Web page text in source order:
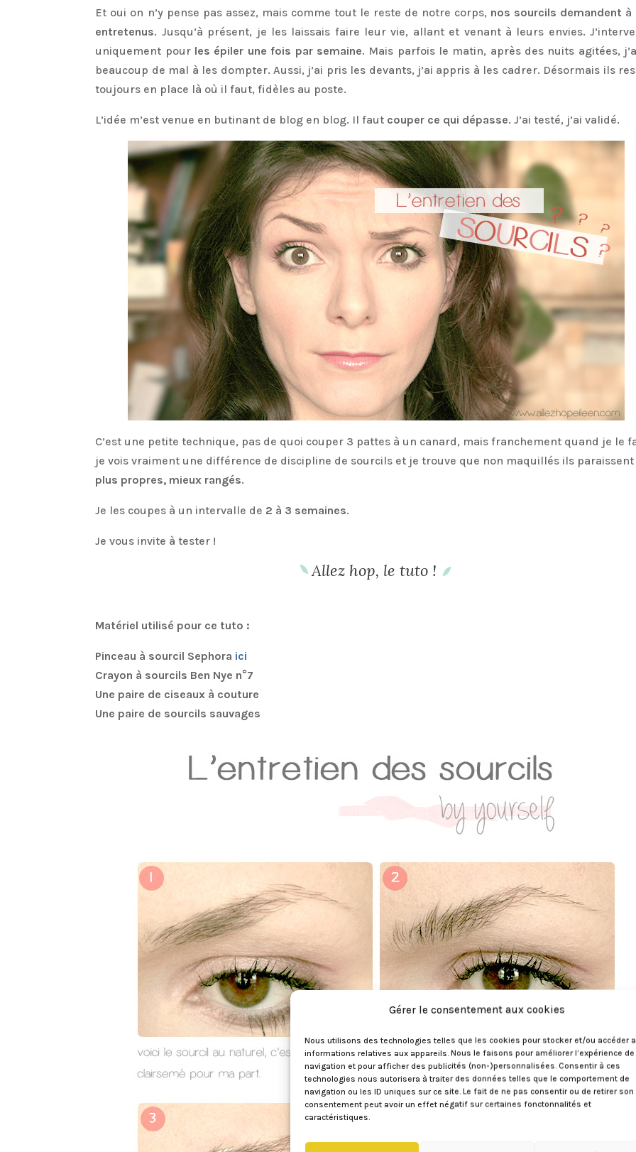
Gérer le consentement aux cookies
Nous utilisons des technologies telles que les cookies pour stocker et/ou accéder
informations relatives aux appareils. Nous le faisons pour améliorer l’expérience de
navigation et pour afficher des publicités (non-)personnalisées. Consentir à ces
technologies nous autorisera à traiter des données telles que le comportement de
navigation ou les ID uniques sur ce site. Le fait de ne pas consentir ou de retirer son
consentement peut avoir un effet négatif sur certaines fonctonnalités et
caractéristiques.
Et oui on n’y pense pas assez, mais comme tout le reste de notre corps, nos sourcils demandent à
entretenus. Jusqu’à présent, je les laissais faire leur vie, allant et venant à leurs envies.
uniquement pour les épiler une fois par semaine. Mais parfois le matin, après des nuits agitées,
beaucoup de mal à les dompter. Aussi, j’ai pris les devants, j’ai appris à les cadrer. Désormais ils
toujours en place là où il faut, fidèles au poste.
L’idée m’est venue en butinant de blog en blog. Il faut couper ce qui dépasse. J’ai testé, j’ai validé.
C’est une petite technique, pas de quoi couper 3 pattes à un canard, mais franchement quand je le
je vois vraiment une différence de discipline de sourcils et je trouve que non maquillés ils paraissent
plus propres, mieux rangés.
Je les coupes à un intervalle de 2 à 3 semaines.
Je vous invite à tester !
Allez hop, le tuto !
Matériel utilisé pour ce tuto :
Pinceau à sourcil Sephora ici
Crayon à sourcils Ben Nye n°7
Une paire de ciseaux à couture
Une paire de sourcils sauvages